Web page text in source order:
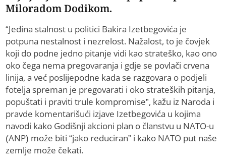
Miloradom Dodikom.
“Jedina stalnost u politici Bakira Izetbegovića je
potpuna nestalnost i nezrelost. Nažalost, to je čovjek
koji do podne jedno pitanje vidi kao strateško, kao ono
oko čega nema pregovaranja i gdje se povlači crvena
linija, a već poslijepodne kada se razgovara o podjeli
fotelja spreman je pregovarati i oko strateških pitanja,
popuštati i praviti trule kompromise”, kažu iz Naroda i
pravde komentarišući izjave Izetbegovića u kojima
navodi kako Godišnji akcioni plan o članstvu u NATO-u
(ANP) može biti “jako reduciran” i kako NATO put naše
zemlje može čekati.